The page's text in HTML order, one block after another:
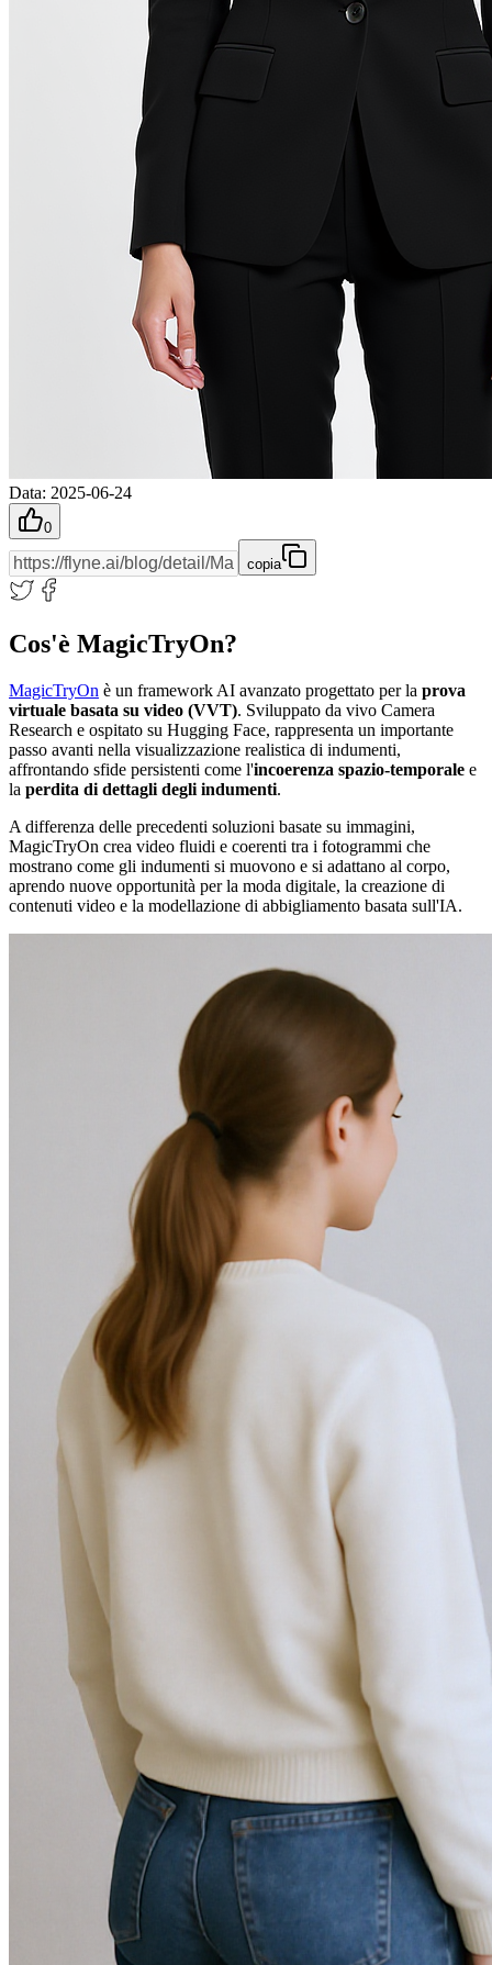
Data: 2025-06-24
0
copia
Cos'è MagicTryOn?
MagicTryOn è un framework AI avanzato progettato per la prova
virtuale basata su video (VVT). Sviluppato da vivo Camera
Research e ospitato su Hugging Face, rappresenta un importante
passo avanti nella visualizzazione realistica di indumenti,
affrontando sfide persistenti come l'incoerenza spazio-temporale e
la perdita di dettagli degli indumenti.
A differenza delle precedenti soluzioni basate su immagini,
MagicTryOn crea video fluidi e coerenti tra i fotogrammi che
mostrano come gli indumenti si muovono e si adattano al corpo,
aprendo nuove opportunità per la moda digitale, la creazione di
contenuti video e la modellazione di abbigliamento basata sull'IA.